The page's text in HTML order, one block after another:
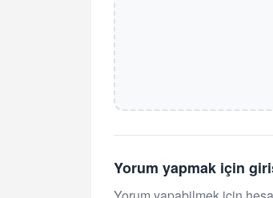
Yorum yapmak için